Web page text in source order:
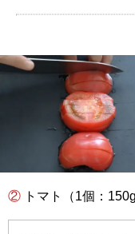
② トマト（1個：